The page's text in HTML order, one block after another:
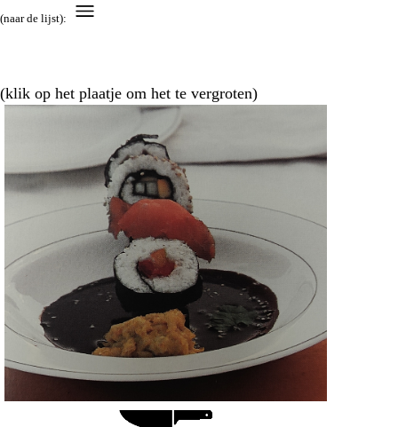
(naar de lijst):
(klik op het plaatje om het te vergroten)